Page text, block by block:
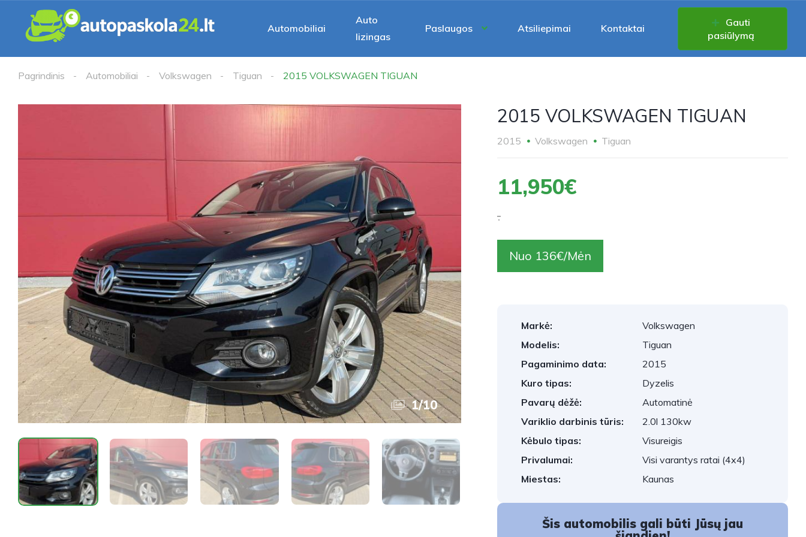
Automobiliai
Auto
lizingas
Paslaugos Atsiliepimai Kontaktai
Gauti
pasiūlymą
Pagrindinis Automobiliai Volkswagen Tiguan 2015 VOLKSWAGEN TIGUAN
1/10
2015 VOLKSWAGEN TIGUAN
2015 Volkswagen Tiguan
11,950€
.
Nuo 136€/Mėn
Markė:
Volkswagen
Modelis:
Tiguan
Pagaminimo data:
2015
Kuro tipas:
Dyzelis
Pavarų dėžė:
Automatinė
Variklio darbinis tūris:
2.0l 130kw
Kėbulo tipas:
Visureigis
Privalumai:
Visi varantys ratai (4x4)
Miestas:
Kaunas
Šis automobilis gali būti Jūsų jau